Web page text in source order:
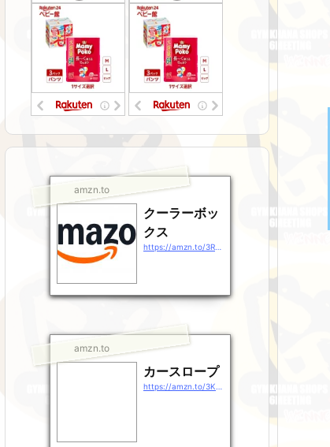
amzn.to
クーラーボッ
クス
amzn.to
カースロープ